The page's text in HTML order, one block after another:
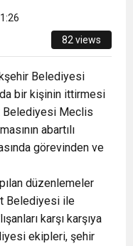
82 views
Belediyesi
bir kişinin ittirmesi
Belediyesi Meclis
abartılı
görevinden ve
düzenlemeler
Belediyesi ile
karşı karşıya
ekipleri, şehir